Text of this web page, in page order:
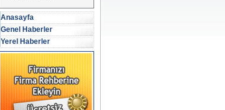
Anasayfa
Genel Haberler
Yerel Haberler